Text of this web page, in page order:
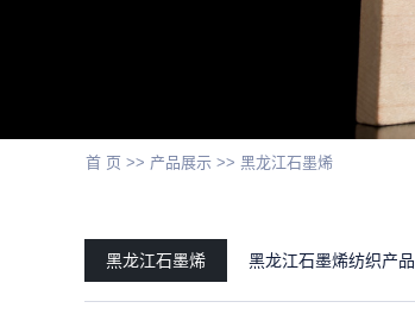
首 页 >> 产品展示 >> 黑龙江石墨烯
黑龙江石墨烯 黑龙江石墨烯纺织产品